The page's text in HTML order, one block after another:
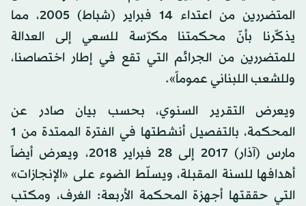
المتضررين من اعتداء 14 فبراير (شباط) 2005، مما
يذكّرنا بأنّ محكمتنا ‏مكرّسة للسعي إلى العدالة
للمتضررين من الجرائم التي تقع في إطار اختصاصنا،
وللشعب اللبناني عموماً».
ويعرض التقرير السنوي، بحسب بيان صادر عن
المحكمة، بالتفصيل أنشطتها في الفترة الممتدة من 1
مارس (آذار) 2017 إلى 28 فبراير 2018، ويعرض أيضاً
أهدافها للسنة المقبلة، ويسلّط الضوء على «الإنجازات»
التي حققتها أجهزة المحكمة الأربعة: الغرف، ومكتب